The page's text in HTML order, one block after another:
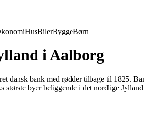
HusBilerByggeBørn
i Aalborg
dansk bank med rødder tilbage til 1825.
største byer beliggende i det nordlige Jylland.